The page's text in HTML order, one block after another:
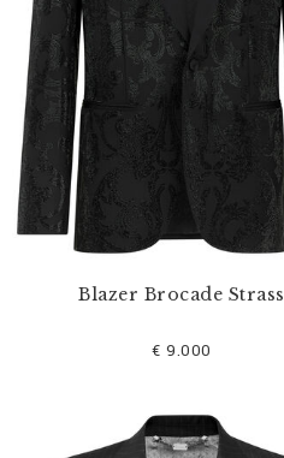
Blazer Brocade Strass
€ 9.000